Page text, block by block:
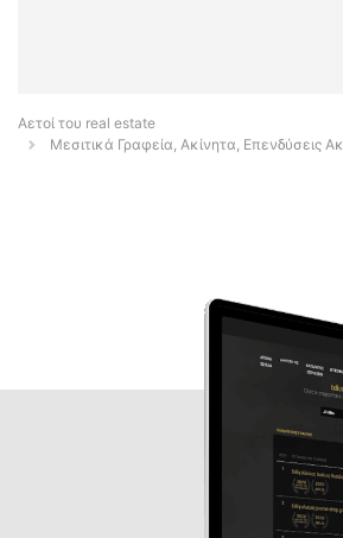
Αετοί του real estate
Μεσιτικά Γραφεία, Ακίνητα, Επενδύσεις